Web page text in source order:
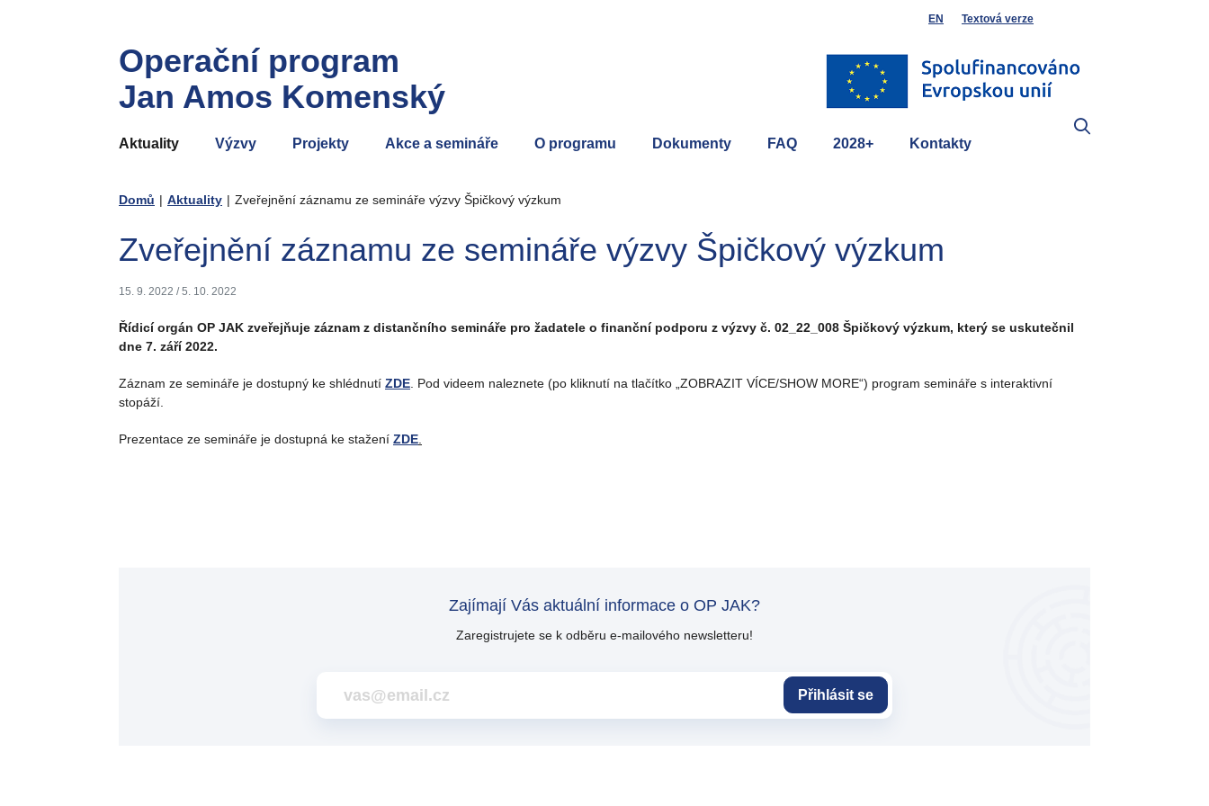
Operační program
Jan Amos Komenský
EN Textová verze
Aktuality Výzvy Projekty Akce a semináře O programu Dokumenty FAQ 2028+ Kontakty
Domů | Aktuality | Zveřejnění záznamu ze semináře výzvy Špičkový výzkum
Zveřejnění záznamu ze semináře výzvy Špičkový výzkum
15. 9. 2022 / 5. 10. 2022
Řídicí orgán OP JAK zveřejňuje záznam z distančního semináře pro žadatele o finanční podporu z výzvy č. 02_22_008 Špičkový výzkum, který se uskutečnil
dne 7. září 2022.
Záznam ze semináře je dostupný ke shlédnutí ZDE . Pod videem naleznete (po kliknutí na tlačítko „ZOBRAZIT VÍCE/SHOW MORE“) program semináře s interaktivní
stopáží.
Prezentace ze semináře je dostupná ke stažení ZDE
Zajímají Vás aktuální informace o OP JAK?
Zaregistrujete se k odběru e-mailového newsletteru!
Přihlásit se